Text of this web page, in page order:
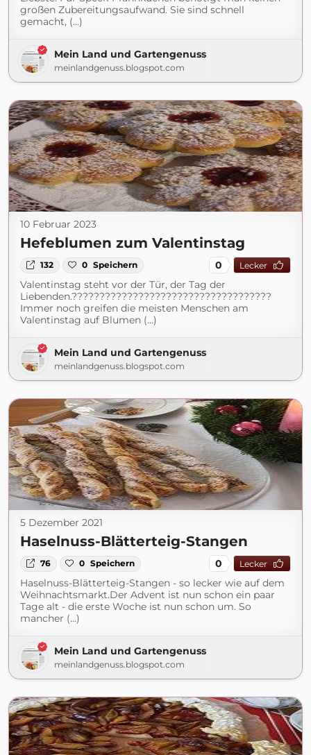
großen Zubereitungsaufwand. Sie sind schnell
gemacht, (...)
Mein Land und Gartengenuss
meinlandgenuss.blogspot.com
10 Februar 2023
Hefeblumen zum Valentinstag
132 0 Speichern 0 Lecker
Valentinstag steht vor der Tür, der Tag der
Liebenden.????????????????????????????????????
Immer noch greifen die meisten Menschen am
Valentinstag auf Blumen (...)
Mein Land und Gartengenuss
meinlandgenuss.blogspot.com
5 Dezember 2021
Haselnuss-Blätterteig-Stangen
76 0 Speichern 0 Lecker
Haselnuss-Blätterteig-Stangen - so lecker wie auf dem
Weihnachtsmarkt.Der Advent ist nun schon ein paar
Tage alt - die erste Woche ist nun schon um. So
mancher (...)
Mein Land und Gartengenuss
meinlandgenuss.blogspot.com